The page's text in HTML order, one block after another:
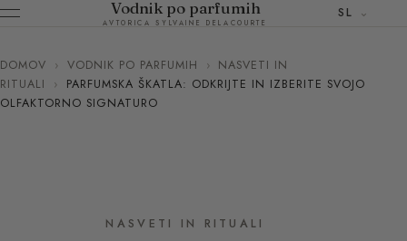
Vodnik po parfumih
AVTORICA SYLVAINE DELACOURTE
SL
DOMOV › VODNIK PO PARFUMIH › NASVETI IN
RITUALI
›
PARFUMSKA ŠKATLA: ODKRIJTE IN IZBERITE SVOJO
OLFAKTORNO SIGNATURO
NASVETI IN RITUALI